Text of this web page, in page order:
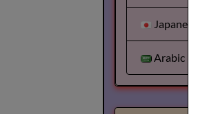
Japanese
Arabic